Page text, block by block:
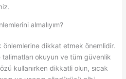
almalıyım?
önlemlerine dikkat etmek önemlidir.
okuyun ve tüm güvenlik
kullanırken dikkatli olun, sıcak